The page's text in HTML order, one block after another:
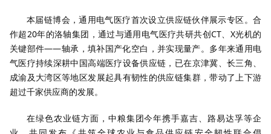
本届链博会，通用电气医疗首次设立供应链伙伴展示专区。合
作超20年的洛轴集团，通过与通用电气医疗共研共创CT、X光机的
关键部件——轴承，填补国产化空白，并实现量产。多年来通用电
气医疗持续深耕中国高端医疗设备供应链，已在京津冀、长三角、
成渝及大湾区等地区发展起具有韧性的供应链集群，带动了上下游
超过千家供应商的发展。
在绿色农业链方面，中粮集团今年携手嘉吉、路易达孚等企